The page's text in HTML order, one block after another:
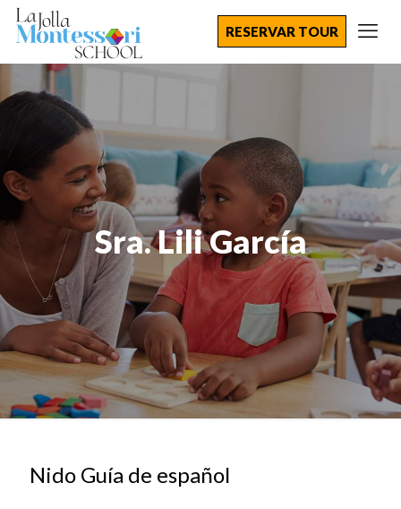
RESERVAR TOUR
Sra. Lili García
Nido Guía de español